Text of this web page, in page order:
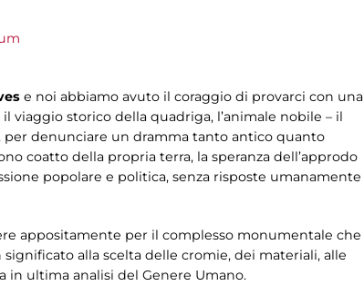
e noi abbiamo avuto il coraggio di provarci con una
viaggio storico della quadriga, l’animale nobile – il
per denunciare un dramma tanto antico quanto
coatto della propria terra, la speranza dell’approdo
popolare e politica, senza risposte umanamente
appositamente per il complesso monumentale che
alla scelta delle cromie, dei materiali, alle
in ultima analisi del Genere Umano.